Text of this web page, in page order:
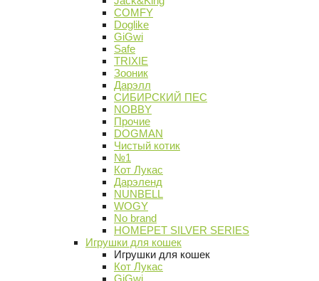
COMFY
Doglike
GiGwi
Safe
TRIXIE
Зооник
Дарэлл
СИБИРСКИЙ ПЕС
NOBBY
Прочие
DOGMAN
Чистый котик
№1
Кот Лукас
Дарэленд
NUNBELL
WOGY
No brand
HOMEPET SILVER SERIES
Игрушки для кошек
Игрушки для кошек
Кот Лукас
GiGwi